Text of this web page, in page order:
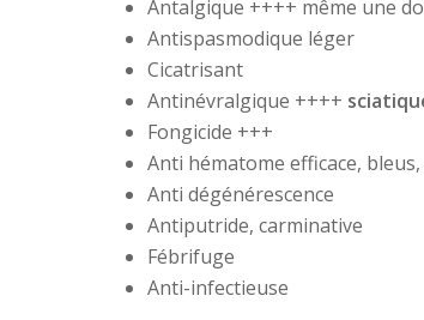
Antalgique ++++ même une
Antispasmodique léger
Cicatrisant
Antinévralgique ++++
Fongicide +++
Anti hématome efficace,
Anti dégénérescence
Antiputride, carminative
Fébrifuge
Anti-infectieuse